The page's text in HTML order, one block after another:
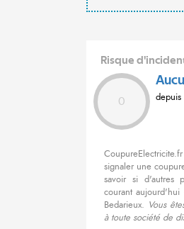
Risque
0 depuis
signaler une
savoir si d'autres
courant
Bedarieux. Vous
à toute société de